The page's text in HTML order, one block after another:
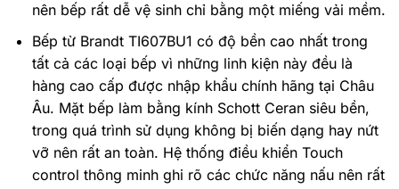
nên bếp rất dễ vệ sinh chỉ bằng một miếng vải mềm.
Bếp từ Brandt TI607BU1 có độ bền cao nhất trong
tất cả các loại bếp vì những linh kiện này đều là
hàng cao cấp được nhập khẩu chính hãng tại Châu
Âu. Mặt bếp làm bằng kính Schott Ceran siêu bền,
trong quá trình sử dụng không bị biến dạng hay nứt
vỡ nên rất an toàn. Hệ thống điều khiển Touch
control thông minh ghi rõ các chức năng nấu nên rất